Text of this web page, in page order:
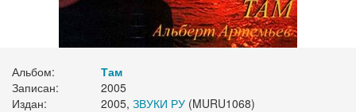
Альбом:
Там
Записан:
2005
Издан:
2005, ЗВУКИ РУ (MURU1068)